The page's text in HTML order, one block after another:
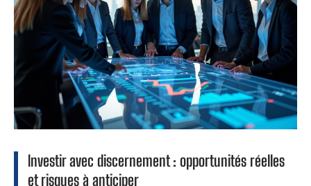
Investir avec discernement : opportunités réelles
et risques à anticiper